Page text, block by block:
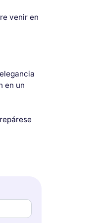
venir en
en un